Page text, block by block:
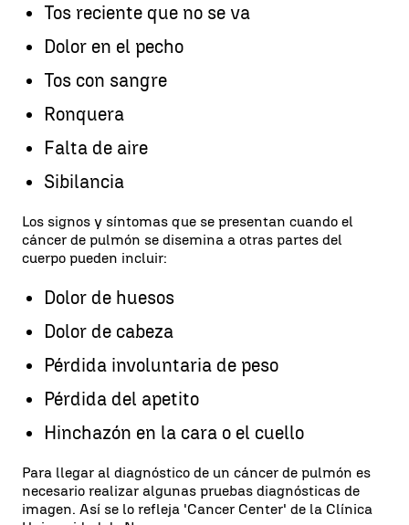
Tos reciente que no se va
Dolor en el pecho
Tos con sangre
Ronquera
Falta de aire
Sibilancia
Los signos y síntomas que se presentan cuando el
cáncer de pulmón se disemina a otras partes del
cuerpo pueden incluir:
Dolor de huesos
Dolor de cabeza
Pérdida involuntaria de peso
Pérdida del apetito
Hinchazón en la cara o el cuello
Para llegar al diagnóstico de un cáncer de pulmón es
necesario realizar algunas pruebas diagnósticas de
imagen. Así se lo refleja 'Cancer Center' de la Clínica